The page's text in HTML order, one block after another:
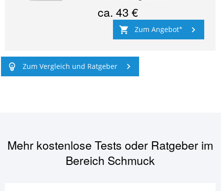
ca.43 €
Zum Angebot
Zum Vergleich und Ratgeber
Mehr kostenlose Tests oder Ratgeber im
Bereich Schmuck